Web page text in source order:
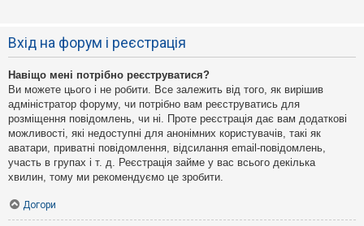
Вхід на форум і реєстрація
Навіщо мені потрібно реєструватися?
Ви можете цього і не робити. Все залежить від того, як вирішив
адміністратор форуму, чи потрібно вам реєструватись для
розміщення повідомлень, чи ні. Проте реєстрація дає вам додаткові
можливості, які недоступні для анонімних користувачів, такі як
аватари, приватні повідомлення, відсилання email-повідомлень,
участь в групах і т. д. Реєстрація займе у вас всього декілька
хвилин, тому ми рекомендуємо це зробити.
Догори